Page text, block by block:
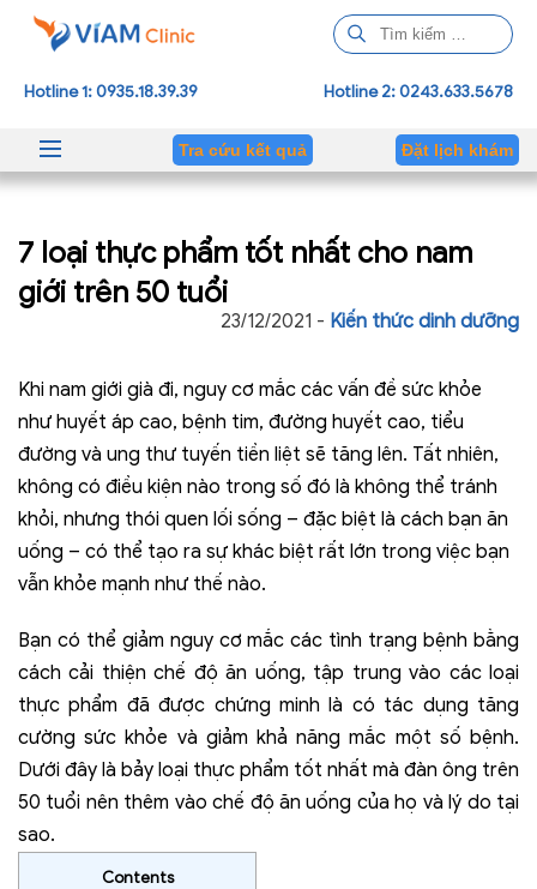
ì
m
h
Hotline 1: 0935.18.39.39 Hotline 2: 0243.633.5678
Tra cứu kết quả Đặt lịch khám
7 loại thực phẩm tốt nhất cho nam
giới trên 50 tuổi
23/12/2021 - Kiến thức dinh dưỡng
Khi nam giới già đi, nguy cơ mắc các vấn đề sức khỏe
như huyết áp cao, bệnh tim, đường huyết cao, tiểu
đường và ung thư tuyến tiền liệt sẽ tăng lên. Tất nhiên,
không có điều kiện nào trong số đó là không thể tránh
khỏi, nhưng thói quen lối sống – đặc biệt là cách bạn ăn
uống – có thể tạo ra sự khác biệt rất lớn trong việc bạn
vẫn khỏe mạnh như thế nào.
Bạn có thể giảm nguy cơ mắc các tình trạng bệnh bằng
cách cải thiện chế độ ăn uống, tập trung vào các loại
thực phẩm đã được chứng minh là có tác dụng tăng
cường sức khỏe và giảm khả năng mắc một số bệnh.
Dưới đây là bảy loại thực phẩm tốt nhất mà đàn ông trên
50 tuổi nên thêm vào chế độ ăn uống của họ và lý do tại
sao.
Contents